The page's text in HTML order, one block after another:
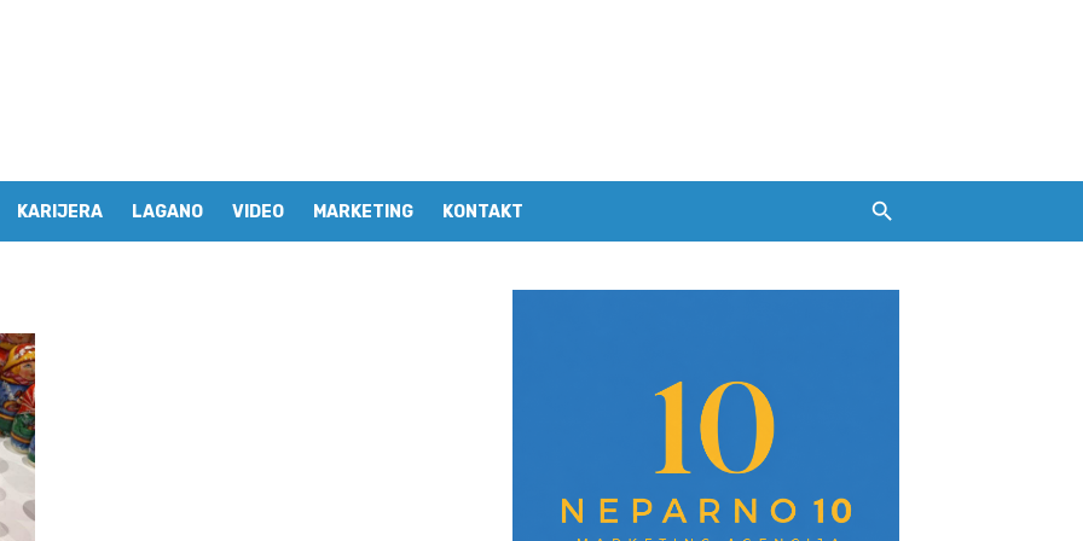
KARIJERA LAGANO VIDEO MARKETING KONTAKT